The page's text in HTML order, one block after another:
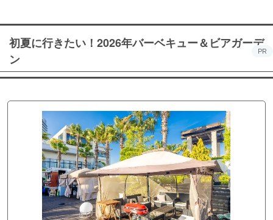
初夏に行きたい！2026年バーベキュー＆ビアガーデ
ン
PR